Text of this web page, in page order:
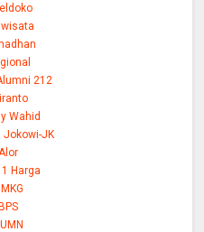
212
Wahid
Jokowi-JK
Harga